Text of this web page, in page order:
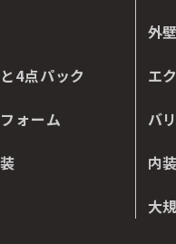
4点パック
ォーム
外
エ
バ
内装
大